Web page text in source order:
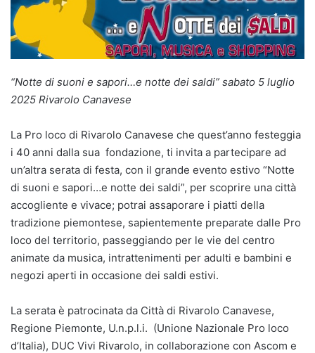
“Notte di suoni e sapori…e notte dei saldi” sabato 5 luglio
2025 Rivarolo Canavese
La Pro loco di Rivarolo Canavese che quest’anno festeggia
i 40 anni dalla sua fondazione, ti invita a partecipare ad
un’altra serata di festa, con il grande evento estivo “Notte
di suoni e sapori…e notte dei saldi”, per scoprire una città
accogliente e vivace; potrai assaporare i piatti della
tradizione piemontese, sapientemente preparate dalle Pro
loco del territorio, passeggiando per le vie del centro
animate da musica, intrattenimenti per adulti e bambini e
negozi aperti in occasione dei saldi estivi.
La serata è patrocinata da Città di Rivarolo Canavese,
Regione Piemonte, U.n.p.l.i. (Unione Nazionale Pro loco
d’Italia), DUC Vivi Rivarolo, in collaborazione con Ascom e